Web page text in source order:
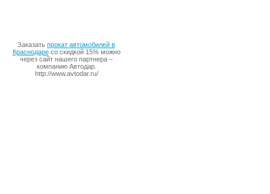
Заказать прокат автомобилей в
Краснодаресо скидкой 15% можно
через сайт нашего партнера –
компанию Автодар.
http://www.avtodar.ru/